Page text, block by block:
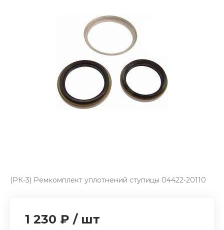
(РК-3) Ремкомплект уплотнений ступицы 04422-20110
1 230 ₽ / шт